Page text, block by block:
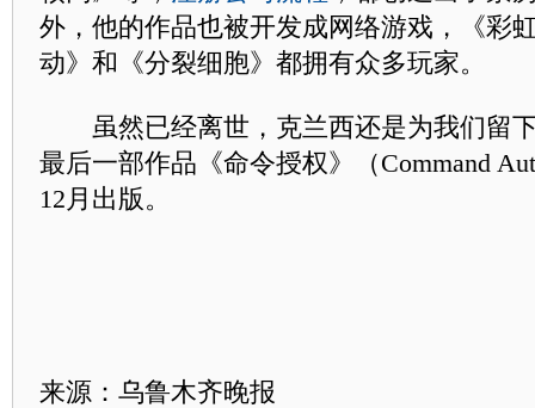
外，他的作品也被开发成网络游戏，《彩
动》和《分裂细胞》都拥有众多玩家。
虽然已经离世，克兰西还是为我们留
最后一部作品《命令授权》（Command
12月出版。
来源：乌鲁木齐晚报